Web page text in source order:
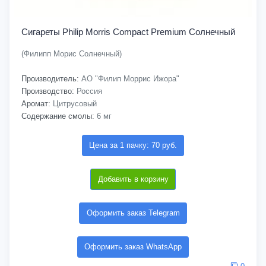
Сигареты Philip Morris Compact Premium Солнечный
(Филипп Морис Солнечный)
Производитель: АО "Филип Моррис Ижора"
Производство: Россия
Аромат: Цитрусовый
Содержание смолы: 6 мг
Цена за 1 пачку: 70 руб.
Добавить в корзину
Оформить заказ Telegram
Оформить заказ WhatsApp